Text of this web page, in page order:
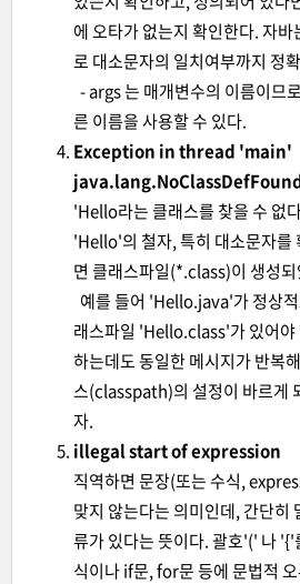
에 오타가 없는지 확인한다. 자
로 대소문자의 일치여부까지 정
- args 는 매개변수의 이름이므
른 이름을 사용할 수 있다.
Exception in thread 'main'
'Hello라는 클래스를 찾을 수 없
'Hello'의 철자, 특히 대소문자를
면 클래스파일(*.class)이 생성
예를 들어 'Hello.java'가 정상
래스파일 'Hello.class'가 있어야
하는데도 동일한 메시지가 반복
스(classpath)의 설정이 바르게
자.
illegal start of expression
직역하면 문장(또는 수식,
맞지 않는다는 의미인데, 간단히
류가 있다는 뜻이다. 괄호'(' 나 '{'
식이나 if문, for문 등에 문법적